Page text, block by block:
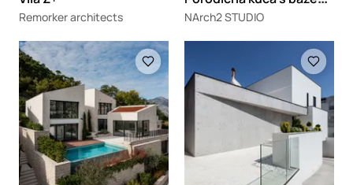
Remorker architects NArch2 STUDIO
Loading